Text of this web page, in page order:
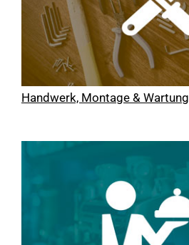
Handwerk, Montage & Wartung